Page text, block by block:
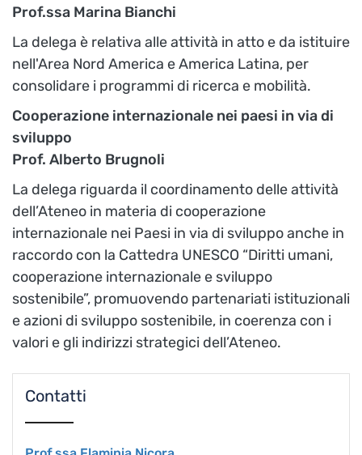
Prof.ssa Marina Bianchi
La delega è relativa alle attività in atto e da istituire
nell'Area Nord America e America Latina, per
consolidare i programmi di ricerca e mobilità.
Cooperazione internazionale nei paesi in via di
sviluppo
Prof. Alberto Brugnoli
La delega riguarda il coordinamento delle attività
dell’Ateneo in materia di cooperazione
internazionale nei Paesi in via di sviluppo anche in
raccordo con la Cattedra UNESCO “Diritti umani,
cooperazione internazionale e sviluppo
sostenibile”, promuovendo partenariati istituzionali
e azioni di sviluppo sostenibile, in coerenza con i
valori e gli indirizzi strategici dell’Ateneo.
Contatti